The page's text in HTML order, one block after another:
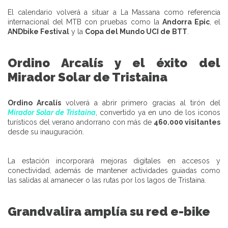
El calendario volverá a situar a La Massana como referencia
internacional del MTB con pruebas como la Andorra Epic, el
ANDbike Festival y la Copa del Mundo UCI de BTT
Ordino Arcalís y el éxito del
Mirador Solar de Tristaina
Ordino Arcalísvolverá a abrir primero gracias al tirón del
Mirador Solar de Tristaina , convertido ya en uno de los iconos
turísticos del verano andorrano con más de 460.000 visitantes
desde su inauguración.
La estación incorporará mejoras digitales en accesos y
conectividad, además de mantener actividades guiadas como
las salidas al amanecer o las rutas por los lagos de Tristaina.
Grandvalira amplía su red e-bike